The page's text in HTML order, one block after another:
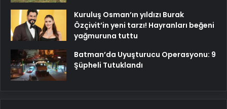
Kuruluş Osman’ın yıldızı Burak
Özçivit’in yeni tarzı! Hayranları beğeni
yağmuruna tuttu
Batman’da Uyuşturucu Operasyonu: 9
Şüpheli Tutuklandı